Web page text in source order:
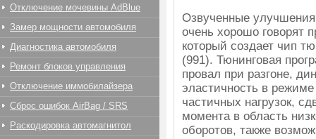
Озвученные
очень хорошо говорят
который создает чип
(991). Тюнинговая
провал при разгоне,
эластичность в
частичных нагрузок,
момента в область
оборотов, также
Отключение мочевины AdBlue
Замер мощности автомобиля
Диагностика автомобиля
Ремонт блоков управления
Отключение иммобилайзера
Сброс ошибок AirBag / SRS
Раскодировка автомагнитол